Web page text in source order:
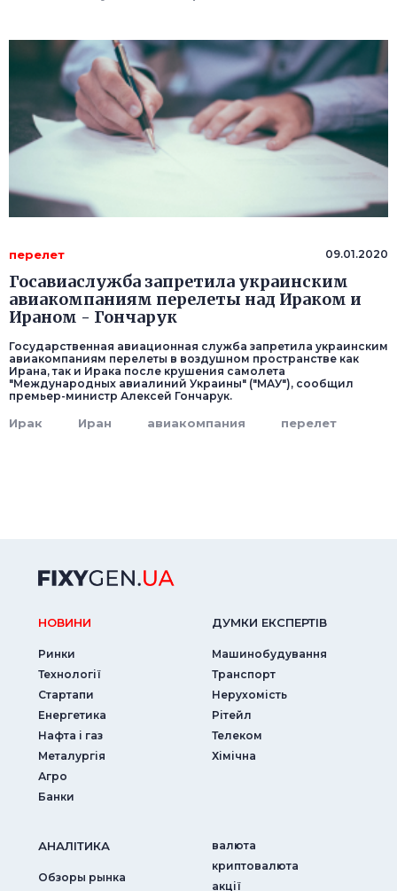
перелет 09.01.2020
Госавиаслужба запретила украинским
авиакомпаниям перелеты над Ираком и
Ираном - Гончарук
Государственная авиационная служба запретила украинским
авиакомпаниям перелеты в воздушном пространстве как
Ирана, так и Ирака после крушения самолета
"Международных авиалиний Украины" ("МАУ"), сообщил
премьер-министр Алексей Гончарук.
Ирак Иран авиакомпания перелет
НОВИНИ
Ринки
Технології
Стартапи
Енергетика
Нафта і газ
Металургія
Агро
Банки
ДУМКИ ЕКСПЕРТIВ
Машинобудування
Транспорт
Нерухомість
Рітейл
Телеком
Хімічна
АНАЛIТИКА
Обзоры рынка
валюта
криптовалюта
акції